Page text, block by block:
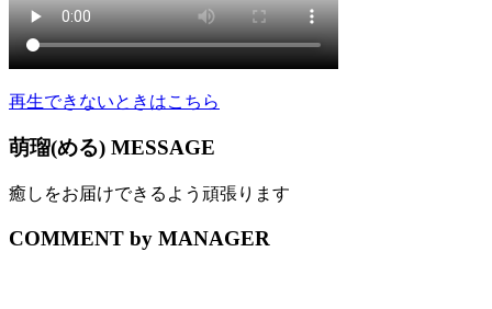
再生できないときはこちら
萌瑠(める) MESSAGE
癒しをお届けできるよう頑張ります
COMMENT by MANAGER